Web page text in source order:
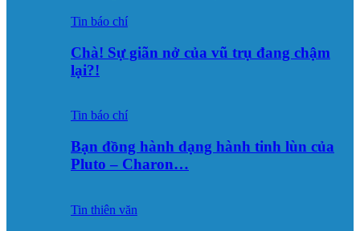
Tin báo chí
Chà! Sự giãn nở của vũ trụ đang chậm
lại?!
Tin báo chí
Bạn đồng hành dạng hành tinh lùn của
Pluto – Charon…
Tin thiên văn